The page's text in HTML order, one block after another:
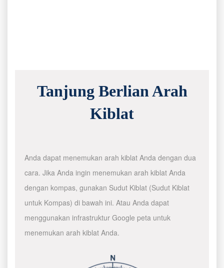
Tanjung Berlian Arah
Kiblat
Anda dapat menemukan arah kiblat Anda dengan dua
cara. Jika Anda ingin menemukan arah kiblat Anda
dengan kompas, gunakan Sudut Kiblat (Sudut Kiblat
untuk Kompas) di bawah ini. Atau Anda dapat
menggunakan infrastruktur Google peta untuk
menemukan arah kiblat Anda.